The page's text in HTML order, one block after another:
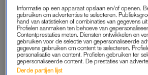
kunnen zijn dat de uitkomst minder
véél hebben gedaan in plaats van te
verhaal wordt te weinig belicht en daar
over gepraat.”
Informatie op een apparaat opslaan en/of openen.
gebruiken om advertenties te selecteren.
hand van statistieken of combinaties van gegevens
Profielen aanmaken ten behoeve van
Contentprestaties meten. Diensten ontwikkelen en
gebruiken voor de selectie van gepersonaliseerde
gegevens gebruiken om content te selecteren.
personalisatie van content. Profielen gebruiken ter
gepersonaliseerde content. De prestaties van
Derde partijen lijst